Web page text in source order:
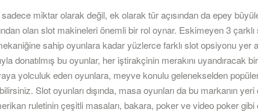
miktar olarak değil, ek olarak tür açısından da epey
olan slot makineleri önemli bir rol oynar. Eskimeyen 3
sahip oyunlara kadar yüzlerce farklı slot opsiyonu yer
donatılmış bu oyunlar, her iştirakçinin merakını uyandıracak
yolculuk eden oyunlara, meyve konulu gelenekselden
Slot oyunları dışında, masa oyunları da bu markanın
ruletinin çeşitli masaları, bakara, poker ve video poker